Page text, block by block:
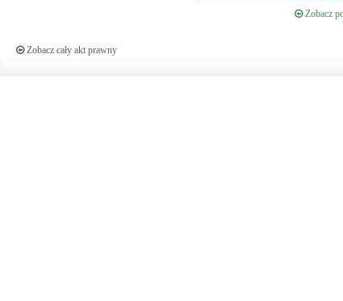
Zobacz
Zobacz cały akt prawny